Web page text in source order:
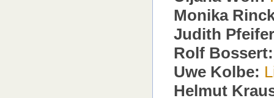
Monika
Judith
Rolf
Uwe Kolbe:
Helmut